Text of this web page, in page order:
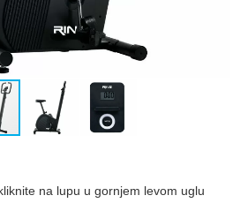
na lupu u gornjem levom uglu